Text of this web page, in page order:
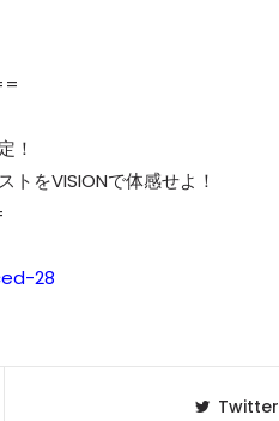
！
トをVISIONで体感せよ！
28
Twitter